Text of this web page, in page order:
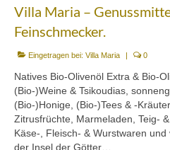
Mezedes & Salat
Getränke
News
Shop
Villa Maria –
Feinschmecker.
Eingetragen bei: Villa Maria | 0
Natives Bio-Olivenöl Extra & Bio-
(Bio-)Weine & Tsikoudias,
(Bio-)Honige, (Bio-)Tees & -
Zitrusfrüchte, Marmeladen, Teig-
Käse-, Fleisch- & Wurstwaren und
der Insel der Götter…